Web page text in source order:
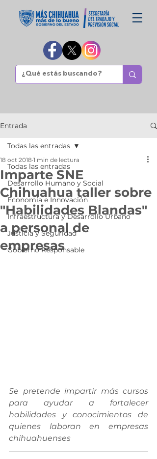
Entrada
Todas las entradas
Desarrollo Humano y Social
Economía e Innovación
Infraestructura y Desarrollo Urbano
Justicia y Seguridad
Gobierno Responsable
Todas las entradas
Imparte SNE
Chihuahua taller sobre
"Habilidades Blandas"
a personal de
empresas
18 oct 2018 1 min de lectura
Se pretende impartir más cursos
para ayudar a fortalecer
habilidades y conocimientos de
quienes laboran en empresas
chihuahuenses